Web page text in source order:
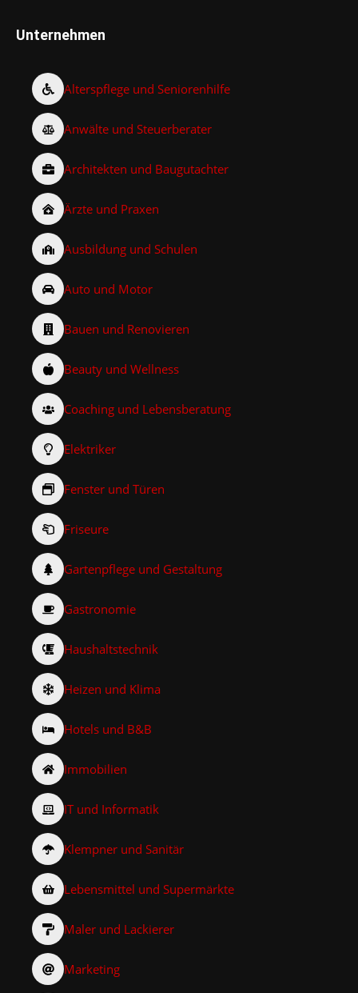
Unternehmen
Alterspflege und Seniorenhilfe
Anwälte und Steuerberater
Architekten und Baugutachter
Ärzte und Praxen
Ausbildung und Schulen
Auto und Motor
Bauen und Renovieren
Beauty und Wellness
Coaching und Lebensberatung
Elektriker
Fenster und Türen
Friseure
Gartenpflege und Gestaltung
Gastronomie
Haushaltstechnik
Heizen und Klima
Hotels und B&B
Immobilien
IT und Informatik
Klempner und Sanitär
Lebensmittel und Supermärkte
Maler und Lackierer
Marketing